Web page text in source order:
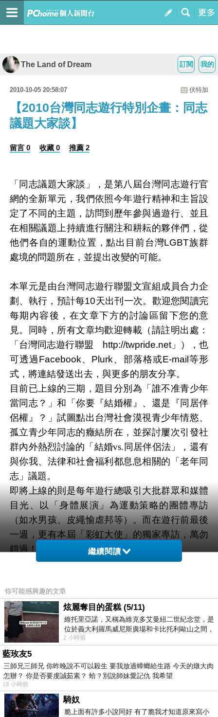
我的
訂閱
The Land of Dream
2010-10-05 20:58:07 伏特加
【2010台灣同志遊行特別企畫：同志
議題大家談】
留言 0 收藏 0 推薦 2
「同志議題大家談」，是第八屆台灣同志遊行官
網的全新單元，我們依照今年遊行精神和主旨設
定了不同的主題，訪問到歷年參與過遊行、並且
在相關議題上持續進行關注和耕耘的夥伴們，從
他們各自的運動位置，點出目前台灣LGBT族群
處境的問題所在，並提出改變的可能。
本單元是由台灣同志遊行聯盟文宣組成員合力企
劃、執行，預計每10天出刊一次。歡迎您閱讀完
每期內容後，在文章下方的討論區留下您的意
見。同時，所有文章均歡迎轉載（請註明出處：
「台灣同志遊行聯盟
http://twpride.net」），也
可透過Facebook、 Plurk、部落格或E-mail 等形
式，將連結發送出去，與更多的朋友分享。
目前已上線的三期，題目分別為「誰不准青少年
當同志？」和「你要『結婚權』、還是『同居伴
侶權』？」試圖點出台灣社會漠視青少年情慾、
孤立青少年同志的癥結所在，並探討屢次引發社
群內外熱烈討論的「結婚vs. 同居伴侶法」，還有
與你我、法律和社會福利都息息相關的「老年同
志」議題。
即將上線的則是每年遊行總吸引大批群眾和媒體
目光、以「身體展演」為運動策略的團體專訪
（如水男孩、皮繩愉虐邦等）。而在遊行前最後
一週，更有本屆「彩虹大使」的獨家專訪，萬勿
錯過！
同志議題大家談：
q=2010topics/epi
一、「誰不准青少年當同志？」
http://www.twpride.info/main/?q=2010topics/epi1
二、「你要『結婚權』、還是『同居伴侶
權』？」
http://www.twpride.info/main/?q=2010topics/epi2
三、「你能安心的老去嗎？」
繼續閱讀
你可能感興趣的文章
炫麗奪目的蛋糕 (5/11)
維托里亞諾，又稱為維克多艾曼紐二世紀念堂，是
位於義大利羅馬威尼斯廣場和卡比托利歐山之間，
用以紀念統一義大利統一後的的第一位國
2 小時前
藍玫友5
三師兄三師兄 你昨晚說不可以殺生 要我放過蟑螂給生路 今天的燉大肉
怎辦？ 你是否要虔誠茹素？ 蛤？別說師妹愛記仇 我希望
18 小時前
騎奴
脆上面有許多小說同好 有了脆我才知道原來寫小